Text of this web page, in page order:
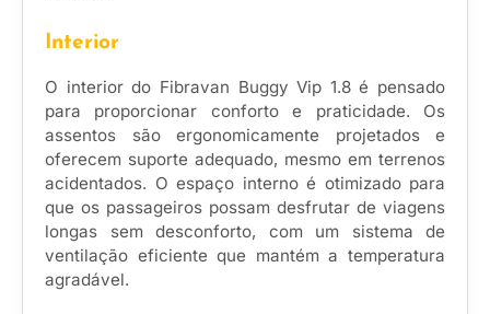
Interior
O interior do Fibravan Buggy Vip 1.8 é pensado
para proporcionar conforto e praticidade. Os
assentos são ergonomicamente projetados e
oferecem suporte adequado, mesmo em terrenos
acidentados. O espaço interno é otimizado para
que os passageiros possam desfrutar de viagens
longas sem desconforto, com um sistema de
ventilação eficiente que mantém a temperatura
agradável.